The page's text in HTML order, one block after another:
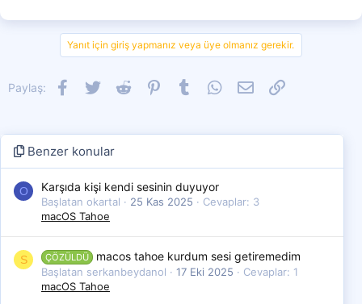
Yanıt için giriş yapmanız veya üye olmanız gerekir.
Paylaş: Facebook
Twitter Reddit PinterestTumblr WhatsApp
E-postaLink
Benzer konular
O Karşıda kişi kendi sesinin duyuyor
Başlatan okartal 25 Kas 2025
Cevaplar: 3
macOS Tahoe
S ÇÖZÜLDÜ macos tahoe kurdum sesi getiremedim
Başlatan serkanbeydanol 17 Eki 2025
Cevaplar: 1
macOS Tahoe